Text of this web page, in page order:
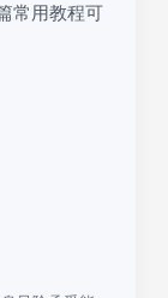
常用教程可